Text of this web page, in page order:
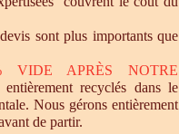
sont plus importants que
VIDE APRÈS NOTRE
recyclés dans le
Nous gérons entièrement
de partir.